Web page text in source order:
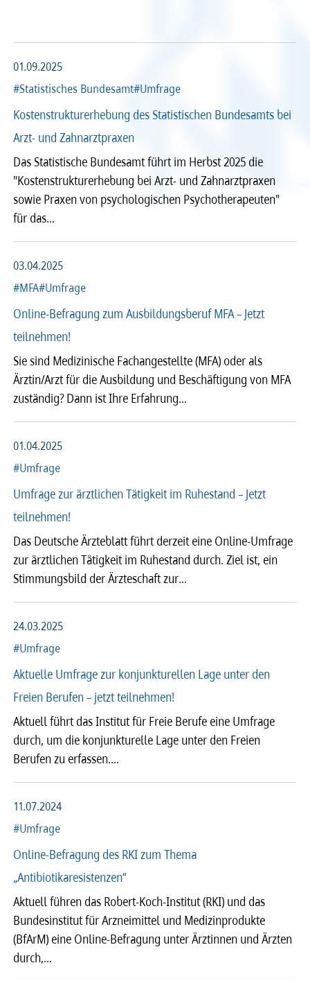
Service & Kontakt
Service & Kontakt
Nachrichten
Seiten
Beliebige Zeit
2026
2022 2021 2020 2019
2018 2017 2016 2015
2014
2010 2009 2008
01.09.2025
#Statistisches Bundesamt#Umfrage
Kostenstrukturerhebung des Statistischen Bundesamts bei
Arzt- und Zahnarztpraxen
Das Statistische Bundesamt führt im Herbst 2025 die
"Kostenstrukturerhebung bei Arzt- und Zahnarztpraxen
sowie Praxen von psychologischen Psychotherapeuten"
für das…
03.04.2025
#MFA#Umfrage
Online-Befragung zum Ausbildungsberuf MFA – Jetzt
teilnehmen!
Sie sind Medizinische Fachangestellte (MFA) oder als
Ärztin/Arzt für die Ausbildung und Beschäftigung von MFA
zuständig? Dann ist Ihre Erfahrung…
01.04.2025
#Umfrage
Umfrage zur ärztlichen Tätigkeit im Ruhestand – Jetzt
teilnehmen!
Das Deutsche Ärzteblatt führt derzeit eine Online-Umfrage
zur ärztlichen Tätigkeit im Ruhestand durch. Ziel ist, ein
Stimmungsbild der Ärzteschaft zur…
24.03.2025
#Umfrage
Aktuelle Umfrage zur konjunkturellen Lage unter den
Freien Berufen – jetzt teilnehmen!
Aktuell führt das Institut für Freie Berufe eine Umfrage
durch, um die konjunkturelle Lage unter den Freien
Berufen zu erfassen.…
11.07.2024
#Umfrage
Online-Befragung des RKI zum Thema
„Antibiotikaresistenzen“
Aktuell führen das Robert-Koch-Institut (RKI) und das
Bundesinstitut für Arzneimittel und Medizinprodukte
(BfArM) eine Online-Befragung unter Ärztinnen und Ärzten
durch,…